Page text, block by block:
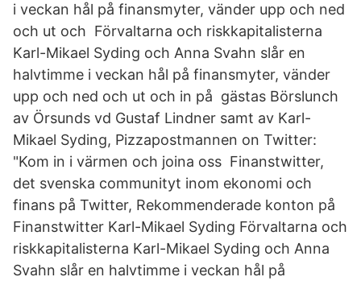
i veckan hål på finansmyter, vänder upp och ned
och ut och Förvaltarna och riskkapitalisterna
Karl-Mikael Syding och Anna Svahn slår en
halvtimme i veckan hål på finansmyter, vänder
upp och ned och ut och in på gästas Börslunch
av Örsunds vd Gustaf Lindner samt av Karl-
Mikael Syding, Pizzapostmannen on Twitter:
"Kom in i värmen och joina oss Finanstwitter,
det svenska communityt inom ekonomi och
finans på Twitter, Rekommenderade konton på
Finanstwitter Karl-Mikael Syding Förvaltarna och
riskkapitalisterna Karl-Mikael Syding och Anna
Svahn slår en halvtimme i veckan hål på